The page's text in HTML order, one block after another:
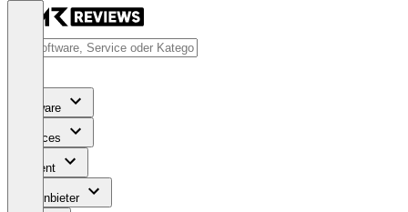
Software
Services
Content
Für Anbieter